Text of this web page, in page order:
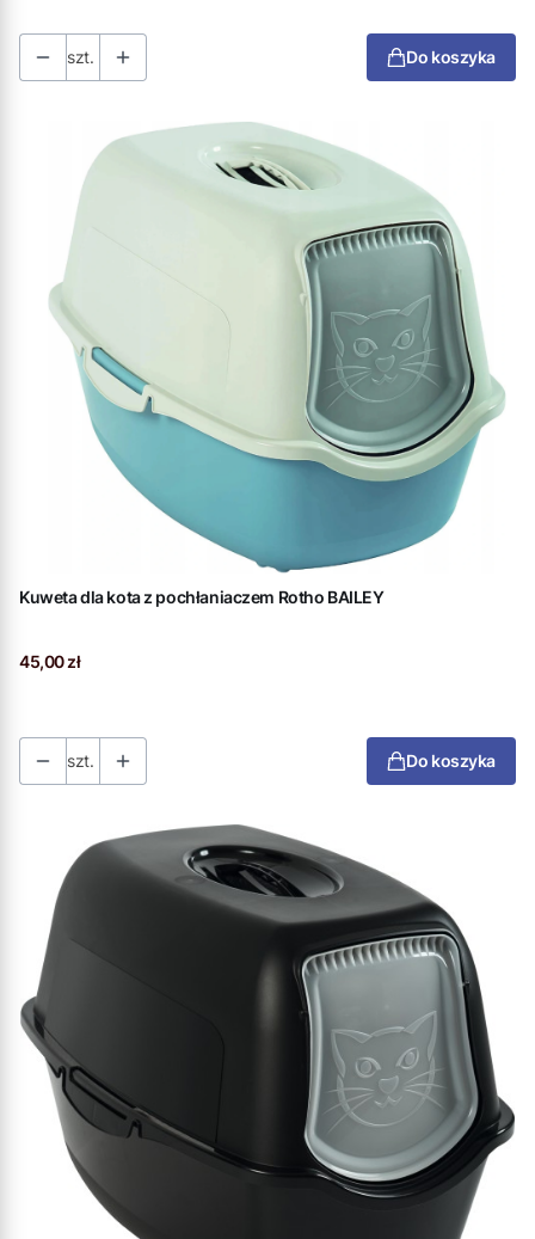
szt. Do koszyka
Kuweta dla kota z pochłaniaczem Rotho BAILEY
Cena
45,00 zł
szt. Do koszyka